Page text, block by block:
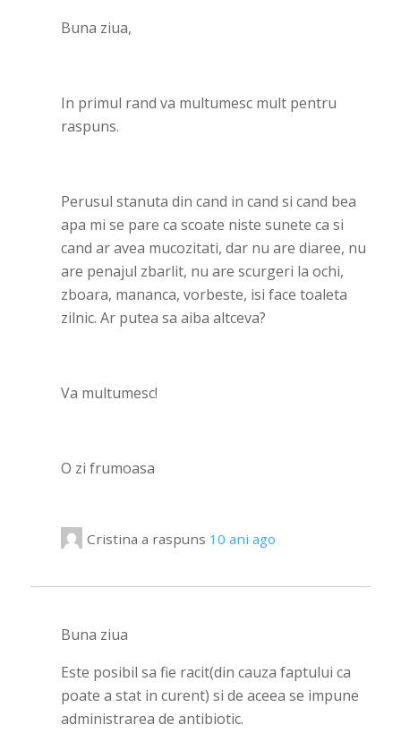
Buna ziua,
In primul rand va multumesc mult pentru
raspuns.
Perusul stanuta din cand in cand si cand bea
apa mi se pare ca scoate niste sunete ca si
cand ar avea mucozitati, dar nu are diaree, nu
are penajul zbarlit, nu are scurgeri la ochi,
zboara, mananca, vorbeste, isi face toaleta
zilnic. Ar putea sa aiba altceva?
Va multumesc!
O zi frumoasa
Cristina a raspuns 10 ani ago
Buna ziua
Este posibil sa fie racit(din cauza faptului ca
poate a stat in curent) si de aceea se impune
administrarea de antibiotic.